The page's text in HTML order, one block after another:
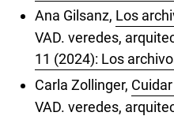
Ana Gilsanz, Los
VAD. veredes,
11 (2024): Los
Carla Zollinger,
VAD. veredes,